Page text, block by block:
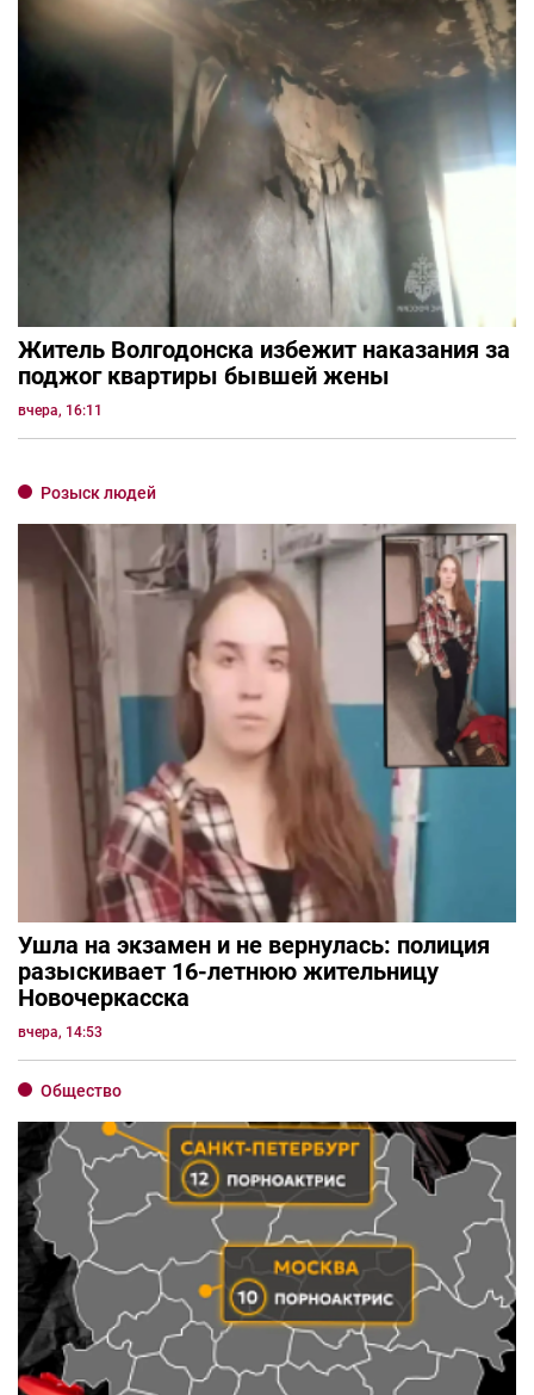
Житель Волгодонска избежит наказания за
поджог квартиры бывшей жены
вчера, 16:11
Розыск людей
Ушла на экзамен и не вернулась: полиция
разыскивает 16-летнюю жительницу
Новочеркасска
вчера, 14:53
Общество